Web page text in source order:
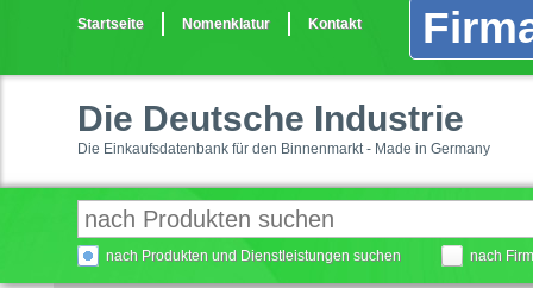
Startseite Nomenklatur Kontakt
Die Deutsche Industrie
Die Einkaufsdatenbank für den Binnenmarkt - Made in Germany
nach Produkten und Dienstleistungen suchen nach